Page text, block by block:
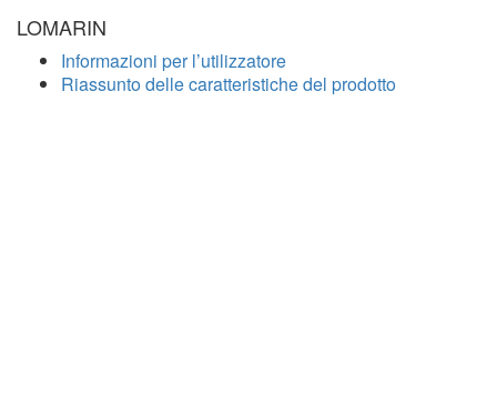
LOMARIN
Informazioni per l’utilizzatore
Riassunto delle caratteristiche del prodotto